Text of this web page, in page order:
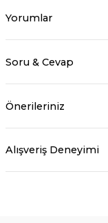
Yorumlar
Soru & Cevap
Önerileriniz
Alışveriş Deneyimi